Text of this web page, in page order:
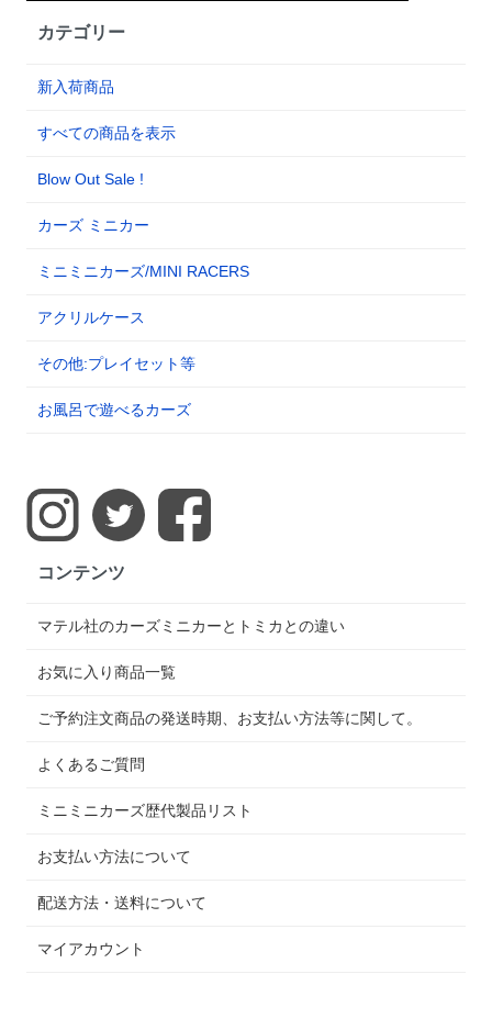
カテゴリー
新入荷商品
すべての商品を表示
Blow Out Sale !
カーズ ミニカー
ミニミニカーズ/MINI RACERS
アクリルケース
その他:プレイセット等
お風呂で遊べるカーズ
コンテンツ
マテル社のカーズミニカーとトミカとの違い
お気に入り商品一覧
ご予約注文商品の発送時期、お支払い方法等に関して。
よくあるご質問
ミニミニカーズ歴代製品リスト
お支払い方法について
配送方法・送料について
マイアカウント